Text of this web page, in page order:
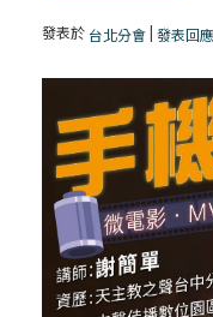
發表於 台北分會|發表回應